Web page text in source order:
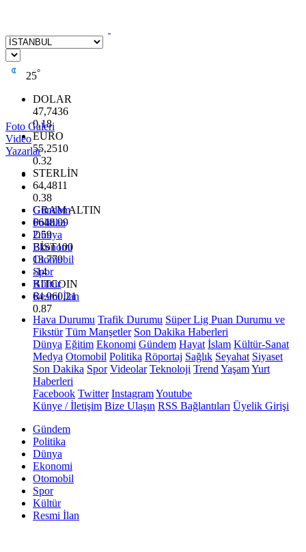
25°
DOLAR
47,7436
0.18
EURO
55,2510
0.32
STERLİN
64,4811
0.38
GRAM ALTIN
6648.99
2.59
BİST100
13.779
-14
BITCOIN
64.960,21
0.87
Foto Galeri
Video
Yazarlar
Gündem
Politika
Dünya
Ekonomi
Otomobil
Spor
Kültür
Resmi İlan
Hava Durumu Trafik Durumu Süper Lig Puan Durumu ve
Fikstür Tüm Manşetler Son Dakika Haberleri
Dünya Eğitim Ekonomi Gündem Hayat İslam Kültür-Sanat
Medya Otomobil Politika Röportaj Sağlık Seyahat Siyaset
Son Dakika Spor Videolar Teknoloji Trend YaşamYurt
Haberleri
Facebook Twitter InstagramYoutube
Künye / İletişim Bize Ulaşın RSS Bağlantıları Üyelik Girişi
Gündem
Politika
Dünya
Ekonomi
Otomobil
Spor
Kültür
Resmi İlan